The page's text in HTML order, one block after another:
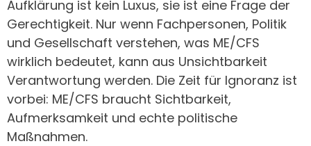
Aufklärung ist kein Luxus, sie ist eine Frage der
Gerechtigkeit. Nur wenn Fachpersonen, Politik
und Gesellschaft verstehen, was ME/CFS
wirklich bedeutet, kann aus Unsichtbarkeit
Verantwortung werden. Die Zeit für Ignoranz ist
vorbei: ME/CFS braucht Sichtbarkeit,
Aufmerksamkeit und echte politische
Maßnahmen.